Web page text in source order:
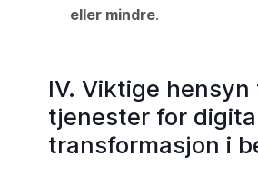
eller mindre.
IV. Viktige hensyn
tjenester for
transformasjon i